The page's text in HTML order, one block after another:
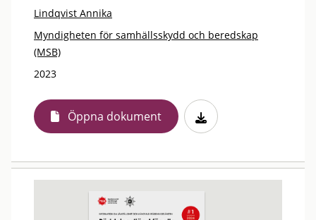
Lindqvist Annika
Myndigheten för samhällsskydd och beredskap
(MSB)
2023
Öppna dokument